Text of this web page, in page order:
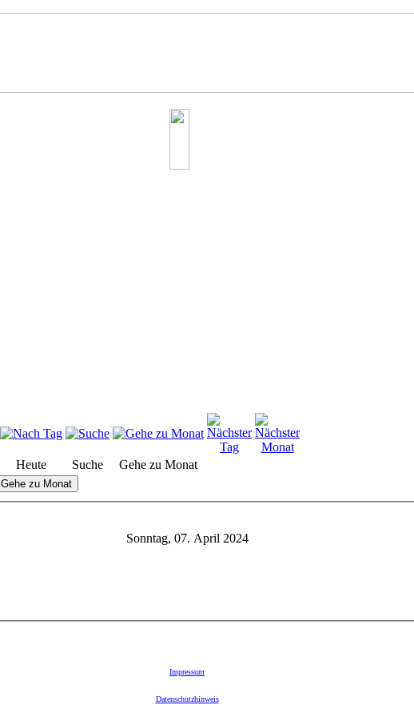
Heute Suche Gehe zu Monat
Gehe zu Monat
Sonntag, 07. April 2024
Impressum
Datenschutzhinweis